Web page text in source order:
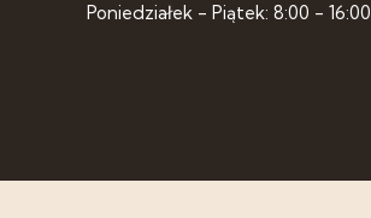
Poniedziałek - Piątek: 8:00 - 16:00